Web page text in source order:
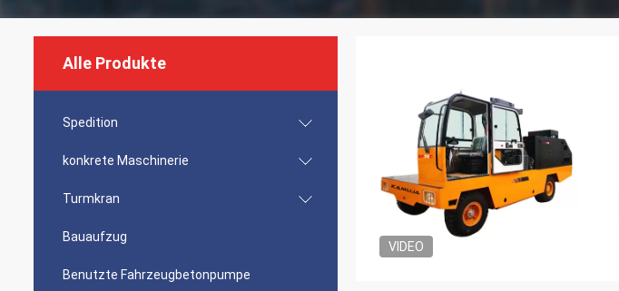
Alle Produkte
Spedition
konkrete Maschinerie
Turmkran
Bauaufzug
Benutzte Fahrzeugbetonpumpe
VIDEO